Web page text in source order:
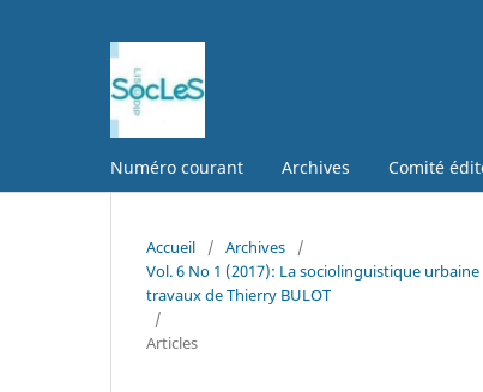
Numéro courant Archives Comité
Accueil / Archives
/
Vol. 6 No 1 (2017): La sociolinguistique
travaux de Thierry BULOT
/
Articles